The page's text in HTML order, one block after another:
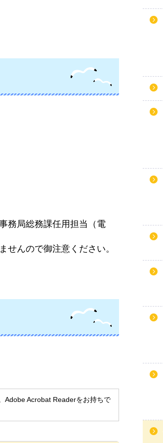
務局総務課任用担当（電
せんので御注意ください。
Adobe Acrobat Readerをお持ちで